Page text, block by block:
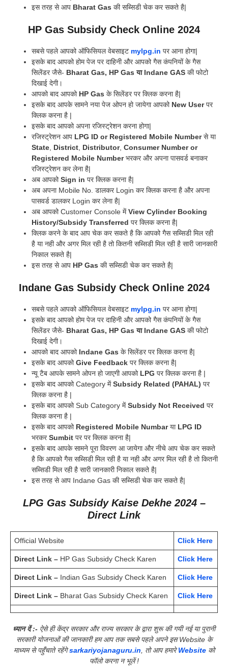
इस तरह से आप Bharat Gas की सब्सिडी चेक कर सकते है|
HP Gas Subsidy Check Online 2024
सबसे पहले आपको ऑफिसियल वेबसाइट mylpg.in पर आना होगा|
इसके बाद आपको होम पेज पर दाहिनी और आपको गैस कंपनियों के गैस
सिलेंडर जैसे- Bharat Gas, HP Gas या Indane GAS की फोटो
दिखाई देगी।
आपको बाद आपको HP Gas के सिलेंडर पर क्लिक करना है|
इसके बाद आपके सामने नया पेज ओपन हो जायेगा आपकोNew Userपर
क्लिक करना है |
इसके बाद आपको अपना रजिस्ट्रेशन करना होगा|
रजिस्ट्रेशन आप LPG ID or Registered Mobile Numberसे या
State, District, Distributor, Consumer Number or
Registered Mobile Numberभरकर और अपना पासवर्ड बनाकर
रजिस्ट्रेशन कर लेना है|
अब आपकोSign in पर क्लिक करना है|
अब अपना Mobile No. डालकर Login कर क्लिक करना है और अपना
पासवर्ड डालकर Login कर लेना है|
अब आपको Customer Console मेंView Cylinder Booking
History/Subsidy Transferred पर क्लिक करना है|
क्लिक करने के बाद आप चेक कर सकते है कि आपको गैस सब्सिडी मिल रही
है या नही और अगर मिल रही है तो कितनी सब्सिडी मिल रही है सारी जानकारी
निकाल सकते है|
इस तरह से आप HP Gas की सब्सिडी चेक कर सकते है|
Indane Gas Subsidy Check Online 2024
सबसे पहले आपको ऑफिसियल वेबसाइट mylpg.in पर आना होगा|
इसके बाद आपको होम पेज पर दाहिनी और आपको गैस कंपनियों के गैस
सिलेंडर जैसे- Bharat Gas, HP Gas या Indane GAS की फोटो
दिखाई देगी।
आपको बाद आपको Indane Gas के सिलेंडर पर क्लिक करना है|
इसके बाद आपकोGive Feedback पर क्लिक करना है|
न्यू टैब आपके सामने ओपन हो जाएगी आपको LPG पर क्लिक करना है |
इसके बाद आपको Category मेंSubsidy Related (PAHAL) पर
क्लिक करना है |
इसके बाद आपको Sub Category मेंSubsidy Not Received पर
क्लिक करना है |
इसके बाद आपको Registered Mobile Numbarया LPG ID
भरकरSumbit पर पर क्लिक करना है|
इसके बाद आपके सामने पूरा विवरण आ जायेगा और नीचे आप चेक कर सकते
है कि आपको गैस सब्सिडी मिल रही है या नही और अगर मिल रही है तो कितनी
सब्सिडी मिल रही है सारी जानकारी निकाल सकते है|
इस तरह से आप Indane Gas की सब्सिडी चेक कर सकते है|
LPG Gas Subsidy Kaise Dekhe 2024–
Direct Link
Official Website Click Here
Direct Link – HP Gas Subsidy Check Karen Click Here
Direct Link – Indian Gas Subsidy Check Karen Click Here
Direct Link – Bharat Gas Subsidy Check Karen Click Here
ध्यान दें :- ऐसे ही केंद्र सरकार और राज्य सरकार के द्वारा शुरू की गयी नई या पुरानी
सरकारी योजनाओं की जानकारी हम आप तक सबसे पहले अपने इस Website के
माध्यम से पहुँचाते रहेंगेsarkariyojanaguru.in, तो आप हमारेWebsiteको
फॉलो करना न भूलें !